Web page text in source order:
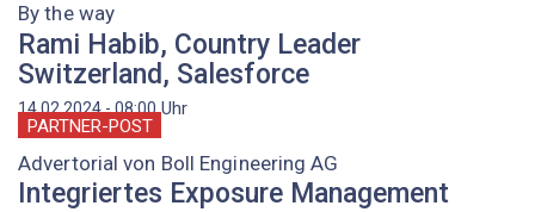
By the way
Rami Habib, Country Leader
Switzerland, Salesforce
14.02.2024 - 08:00Uhr
PARTNER-POST
Advertorial von Boll Engineering AG
Integriertes Exposure Management